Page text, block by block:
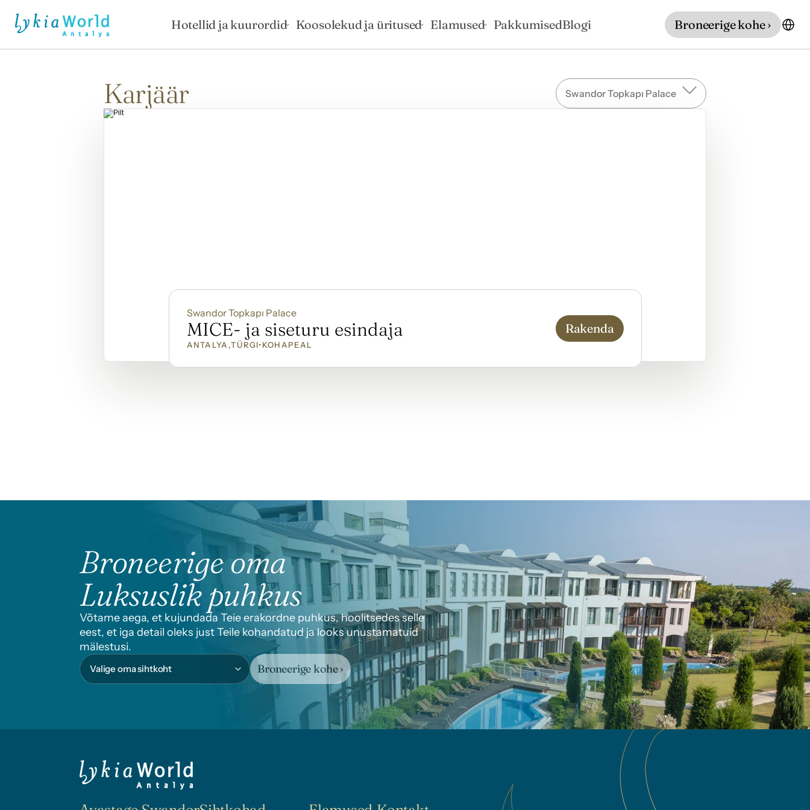
Karjäär Swandor Topkapı Palace
Swandor Topkapı Palace
MICE- ja siseturu esindaja
ANTALYA ,TÜRGI•KOHAPEAL
Rakenda
Broneerige oma
Luksuslik puhkus
Võtame aega, et kujundada Teie erakordne puhkus, hoolitsedes selle
eest, et iga detail oleks just Teile kohandatud ja looks unustamatuid
mälestusi.
Broneerige kohe ›
Hotellid ja kuurordid Koosolekud ja üritused Elamused PakkumisedBlogi Broneerige kohe ›